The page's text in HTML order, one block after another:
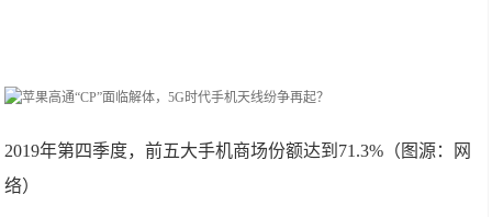
2019年第四季度，前五大手机商场份额达到71.3%（图源：网
络）